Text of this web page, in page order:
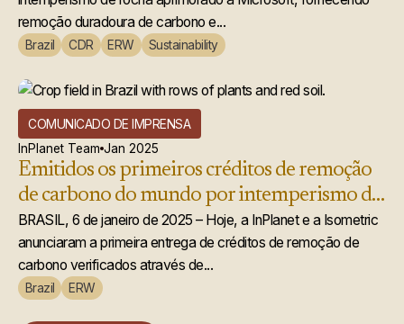
remoção duradoura de carbono e...
Brazil CDR ERW Sustainability
COMUNICADO DE IMPRENSA
InPlanet Team Jan 2025
Emitidos os primeiros créditos de remoção
de carbono do mundo por intemperismo de
rochas aprimorado
BRASIL, 6 de janeiro de 2025 – Hoje, a InPlanet e a Isometric
anunciaram a primeira entrega de créditos de remoção de
carbono verificados através de...
Brazil ERW